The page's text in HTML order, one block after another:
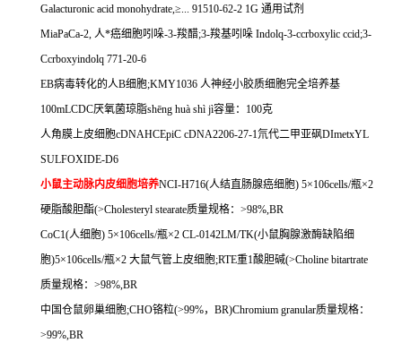
Galacturonic acid monohydrate,≥... 91510-62-2 1G 通用试剂
MiaPaCa-2, 人*癌细胞吲哚-3-羧醋;3-羧基吲哚 Indolq-3-ccrboxylic ccid;3-
Ccrboxyindolq 771-20-6
EB病毒转化的人B细胞;KMY1036 人神经小胶质细胞完全培养基
100mLCDC厌氧菌琼脂shēng huà shì jì容量： 100克
人角膜上皮细胞cDNAHCEpiC cDNA2206-27-1氘代二甲亚砜DImetxYL
SULFOXIDE-D6
小鼠主动脉内皮细胞培养NCI-H716(人结直肠腺癌细胞) 5×106cells/瓶×2
硬脂酸胆酯(>Cholesteryl stearate质量规格： >98%,BR
CoC1(人细胞) 5×106cells/瓶×2 CL-0142LM/TK(小鼠胸腺激酶缺陷细
胞)5×106cells/瓶×2 大鼠气管上皮细胞;RTE重1酸胆碱(>Choline bitartrate
质量规格： >98%,BR
中国仓鼠卵巢细胞;CHO铬粒(>99%， BR)Chromium granular质量规格：
>99%,BR